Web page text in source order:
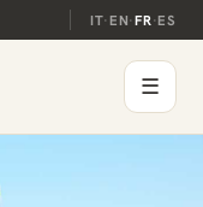
IT·EN·FR·ES
☰